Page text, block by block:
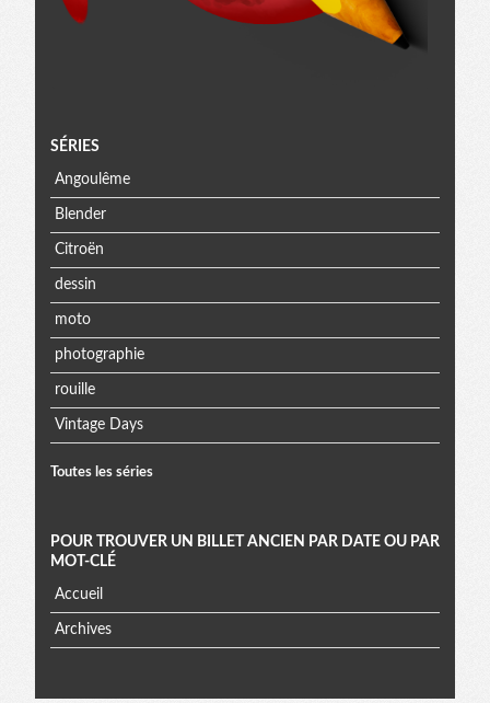
Menu
extra
SÉRIES
Angoulême
Blender
Citroën
dessin
moto
photographie
rouille
Vintage Days
Toutes les séries
POUR TROUVER UN BILLET ANCIEN PAR DATE OU PAR
MOT-CLÉ
Accueil
Archives